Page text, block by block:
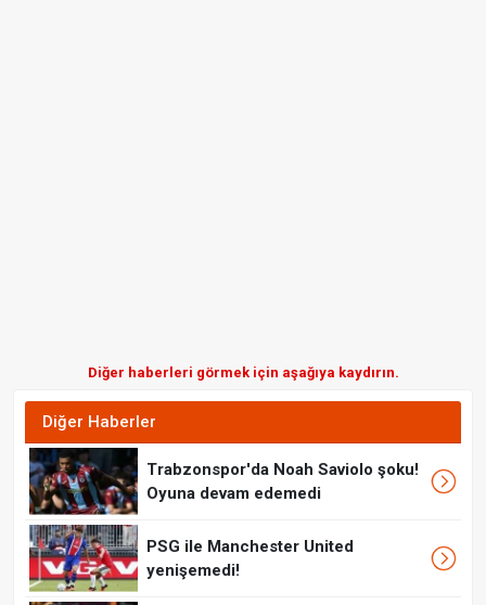
Diğer haberleri görmek için aşağıya kaydırın.
Diğer Haberler
Trabzonspor'da Noah Saviolo şoku!
Oyuna devam edemedi
PSG ile Manchester United
yenişemedi!